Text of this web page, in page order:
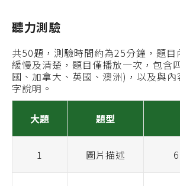
聽力測驗
共50題，測驗時間約為25分鐘，題目
緩慢及清楚，題目僅播放一次，包含
國、加拿大、英國、澳洲)，以及與
字說明。
大題 題型
1 圖片描述